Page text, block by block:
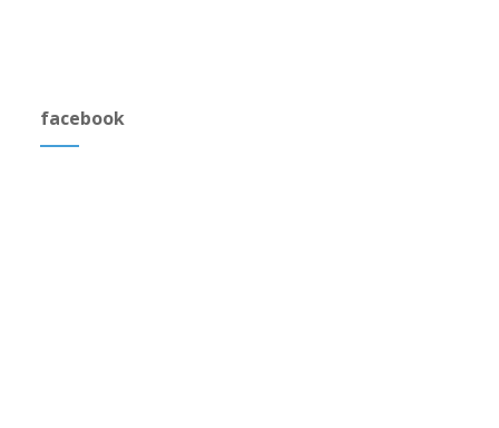
facebook